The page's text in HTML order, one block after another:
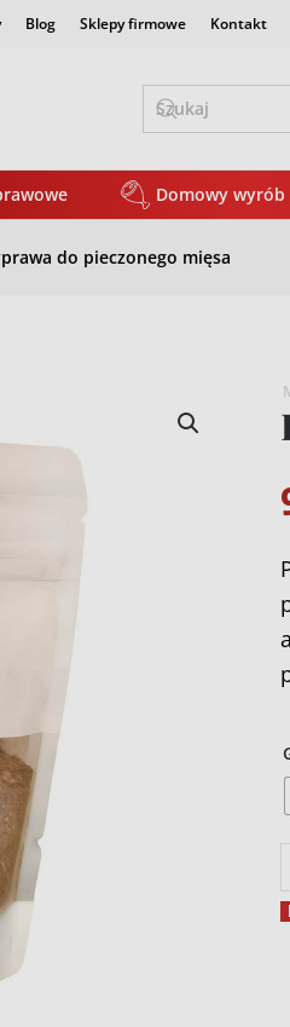
Blog Sklepy firmowe Kontakt
Domowy wyrób
do pieczonego mięsa